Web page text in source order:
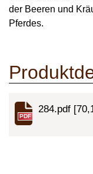
der Beeren und
Pferdes.
PDF
284.pdf